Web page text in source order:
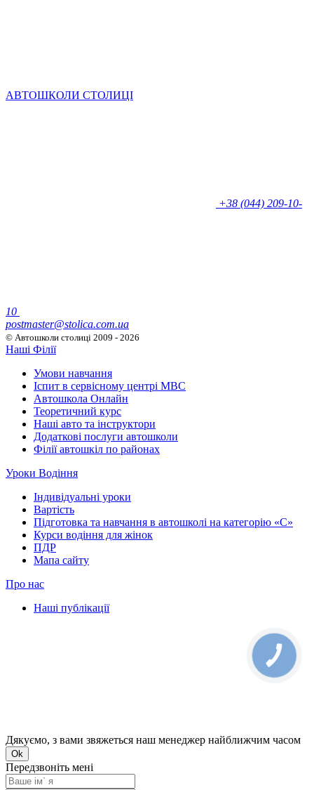
АВТОШКОЛИ СТОЛИЦІ
+38 (044) 209-10-
10
postmaster@stolica.com.ua
© Автошколи столиці 2009 - 2026
Наші Філії
Умови навчання
Іспит в сервісному центрі МВС
Автошкола Онлайн
Теоретичний курс
Наші авто та інструктори
Додаткові послуги автошколи
Філії автошкіл по районах
Уроки Водіння
Індивідуальні уроки
Вартість
Підготовка та навчання в автошколі на категорію «C»
Курси водіння для жінок
ПДР
Мапа сайту
Про нас
Наші публікації
Дякуємо, з вами звяжеться наш менеджер найближчим часом
Ok
Передзвоніть мені
КНОПКА
ЗВ'ЯЗКУ